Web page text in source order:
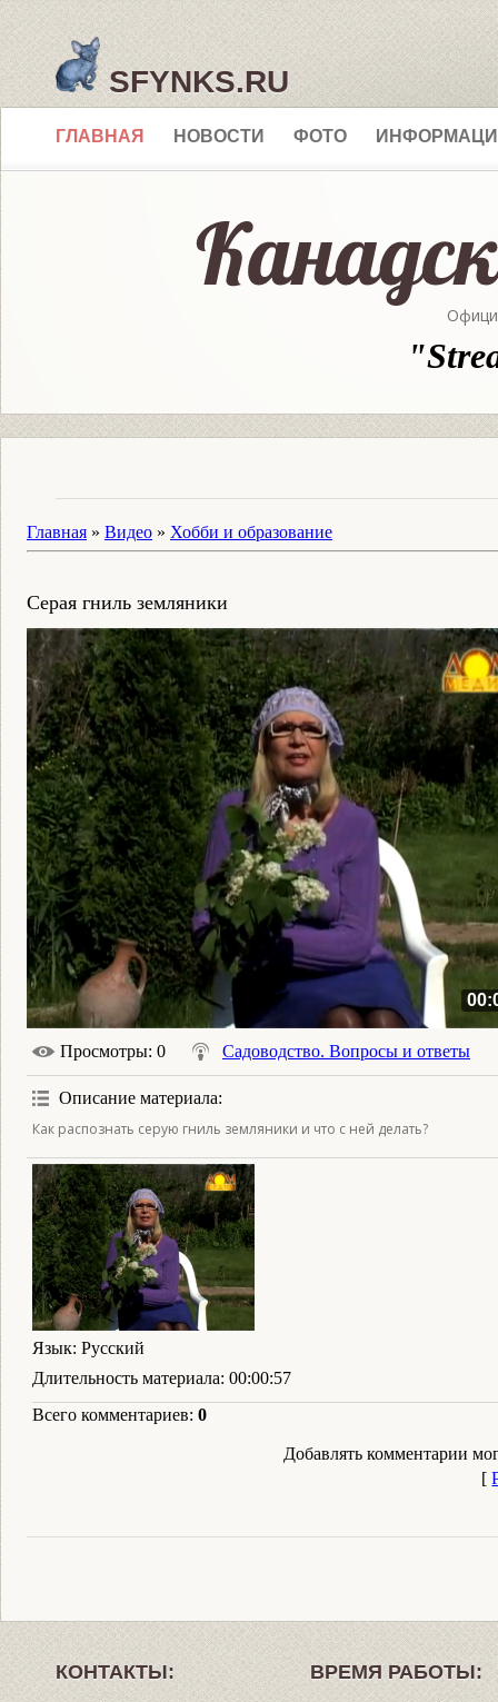
SFYNKS.RU
ГЛАВНАЯ НОВОСТИ ФОТО
Главная » Видео » Хобби и образование
Серая гниль земляники
Просмотры: 0 Садоводство. Вопросы и ответы
Описание материала:
Как распознать серую гниль земляники и что с ней делать?
Язык: Русский
Длительность материала: 00:00:57
Всего комментариев: 0
Добавлять комментарии
[
КОНТАКТЫ: ВРЕМЯ РАБОТЫ: